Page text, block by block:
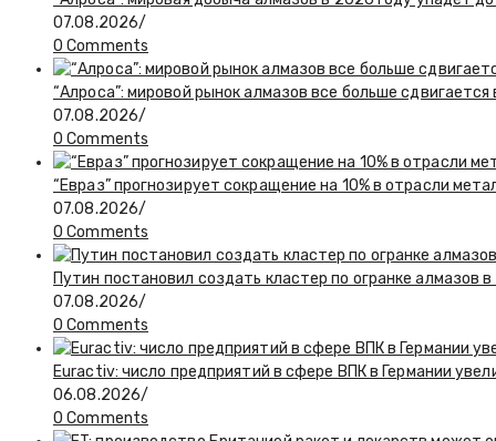
07.08.2026/
0 Comments
“Алроса”: мировой рынок алмазов все больше
07.08.2026/
0 Comments
“Евраз” прогнозирует сокращение на 10% в отрасли
07.08.2026/
0 Comments
Путин постановил создать кластер по огранке алмазов
07.08.2026/
0 Comments
Euractiv: число предприятий в сфере ВПК в Германии
06.08.2026/
0 Comments